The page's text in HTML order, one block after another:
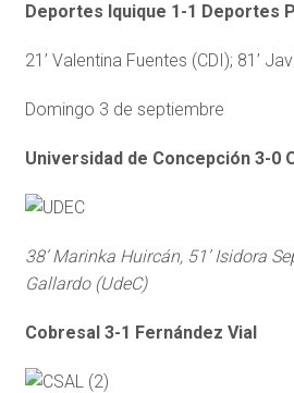
Deportes Iquique 1-1 Deportes
21’ Valentina Fuentes (CDI); 81’
Domingo 3 de septiembre
Universidad de Concepción 3-0
38’ Marinka Huircán, 51’ Isidora
Gallardo (UdeC)
Cobresal 3-1 Fernández Vial